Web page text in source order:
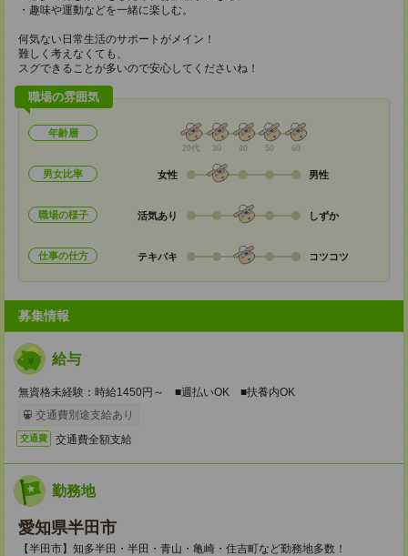
・趣味や運動などを一緒に楽しむ。
何気ない日常生活のサポートがメイン！
難しく考えなくても、
スグできることが多いので安心してくださいね！
職場の雰囲気
年齢層
20代 30 40 50 60
男女比率 女性 男性
職場の様子 活気あり しずか
仕事の仕方 テキパキ コツコツ
募集情報
給与
無資格未経験：時給1450円～ ■週払いOK ■扶養内OK
交通費別途支給あり
交通費 交通費全額支給
勤務地
愛知県半田市
【半田市】知多半田・半田・青山・亀崎・住吉町など勤務地多数！